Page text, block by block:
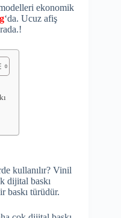
ekonomik
‘da. Ucuz afiş
kullanılır? Vinil
dijital baskı
baskı türüdür.